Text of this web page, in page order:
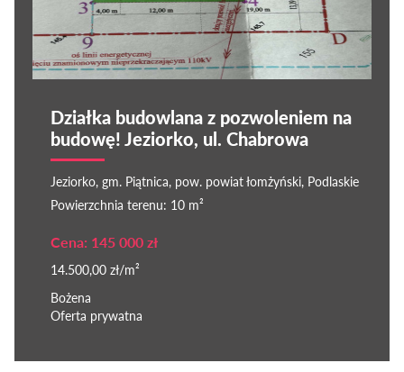
Działka budowlana z pozwoleniem na
budowę! Jeziorko, ul. Chabrowa
Jeziorko, gm. Piątnica, pow. powiat łomżyński, Podlaskie
Powierzchnia terenu: 10 m²
Cena: 145 000 zł
14.500,00 zł/m²
Bożena
Oferta prywatna